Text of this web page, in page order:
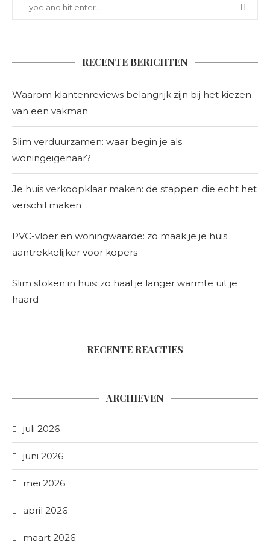
RECENTE BERICHTEN
Waarom klantenreviews belangrijk zijn bij het kiezen
van een vakman
Slim verduurzamen: waar begin je als
woningeigenaar?
Je huis verkoopklaar maken: de stappen die echt het
verschil maken
PVC-vloer en woningwaarde: zo maak je je huis
aantrekkelijker voor kopers
Slim stoken in huis: zo haal je langer warmte uit je
haard
RECENTE REACTIES
ARCHIEVEN
juli 2026
juni 2026
mei 2026
april 2026
maart 2026